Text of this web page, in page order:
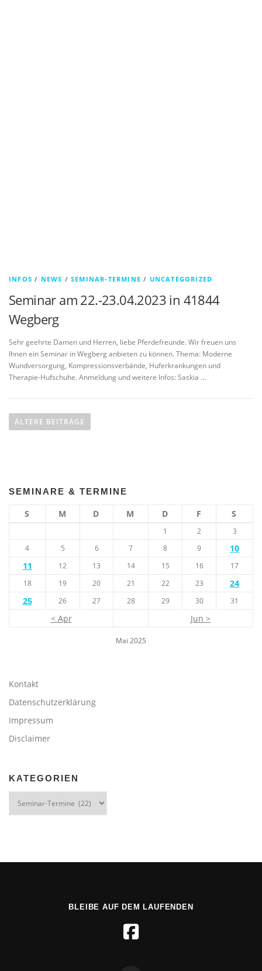
INFOS / NEWS /SEMINAR-TERMINE / UNCATEGORIZED
Seminar am 22.-23.04.2023 in 41844
Wegberg
Sehr geehrte Damen und Herren, liebe Pferdefreunde. Wir freuen uns
Ihnen ein Seminar in Wegberg anbieten zu können. Thema: Moderne
Wundversorgung, Kompressionsverbände, Huferkrankungen und
Therapie-Hufschuhe. Anmeldung und weitere Infos: Saskia …
ÄLTERE BEITRÄGE
SEMINARE & TERMINE
Mai 2025
S M D M D F S
1 2
3
4
5 6 7 8 9
10
11
12 13 14 15 16
17
18
19 20 21 22 23
24
25
26 27 28 29 30 31
< Apr Jun >
Kontakt
Datenschutzerklärung
Impressum
Disclaimer
KATEGORIEN
BLEIBE AUF DEM LAUFENDEN